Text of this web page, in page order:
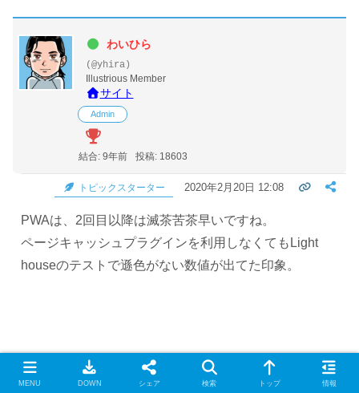
わいひら
(@yhira)
Illustrious Member
サイト
Admin
結合: 9年前 投稿: 18603
トピックスターター 2020年2月20日 12:08
PWAは、2回目以降は滅茶苦茶早いですね。
ページキャッシュプラグインを利用しなくてもLight
houseのテストで遜色がない数値が出てた印象。
MENU DOWN シェア 検索 トップ 情報